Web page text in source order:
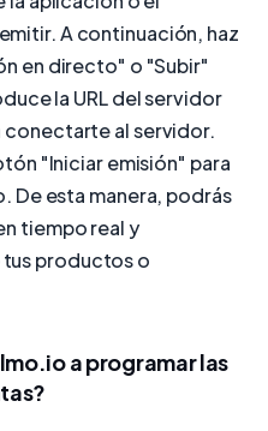
A continuación, haz
en directo" o "Subir"
la URL del servidor
conectarte al servidor.
"Iniciar emisión" para
De esta manera, podrás
tiempo real y
productos o
a programar las